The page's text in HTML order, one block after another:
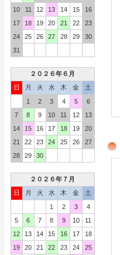
10
11 12 13 14 15
16
17
18 19 20 21 22
23
24
25 26 27 28 29
30
31
２０２６年６月
日
月 火 水 木 金
土
1
2 3 4 5
6
7
8 9 10 11 12
13
14
15 16 17 18 19
20
21
22 23 24 25 26
27
28
29 30
２０２６年７月
日
月 火 水 木 金
土
1
2 3
4
5
6 7 8 9 10
11
12
13 14 15 16 17
18
19
20 21 22 23 24
25